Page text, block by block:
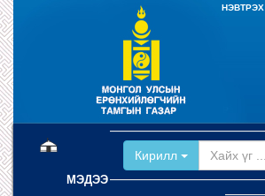
НЭВТРЭХ
МЭДЭЭ
Кирилл